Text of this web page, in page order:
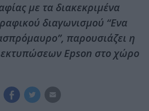
με τα διακεκριμένα
διαγωνισμού “Eνα
παρουσιάζει η
εκτυπώσεων Epson στο χώρο